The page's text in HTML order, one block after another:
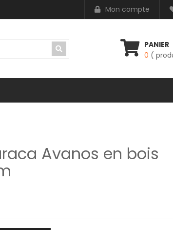
Mon compte
PANIER
0 (
Avanos en bois
CFA.